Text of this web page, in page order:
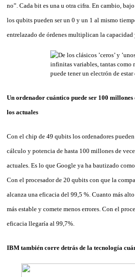
no”. Cada bit es una u otra cifra. En cambio,
los qubits pueden ser un 0 y un 1 al mismo
entrelazado de órdenes multiplican la
Un ordenador cuántico puede ser 100 millones
los actuales
Con el chip de 49 qubits los ordenadores
cálculo y potencia de hasta 100 millones de
actuales. Es lo que Google ya ha bautizado
Con el procesador de 20 qubits con que la
alcanza una eficacia del 99,5 %. Cuanto más
más estable y comete menos errores. Con el
eficacia llegaría al 99,7%.
IBM también corre detrás de la tecnología